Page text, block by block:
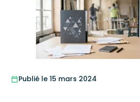
Publié le 15 mars 2024